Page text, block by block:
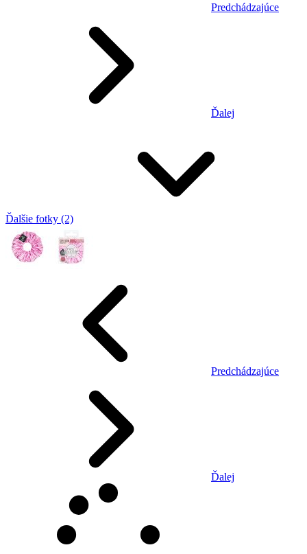
Predchádzajúce
Ďalej
Ďalšie fotky (2)
Predchádzajúce
Ďalej